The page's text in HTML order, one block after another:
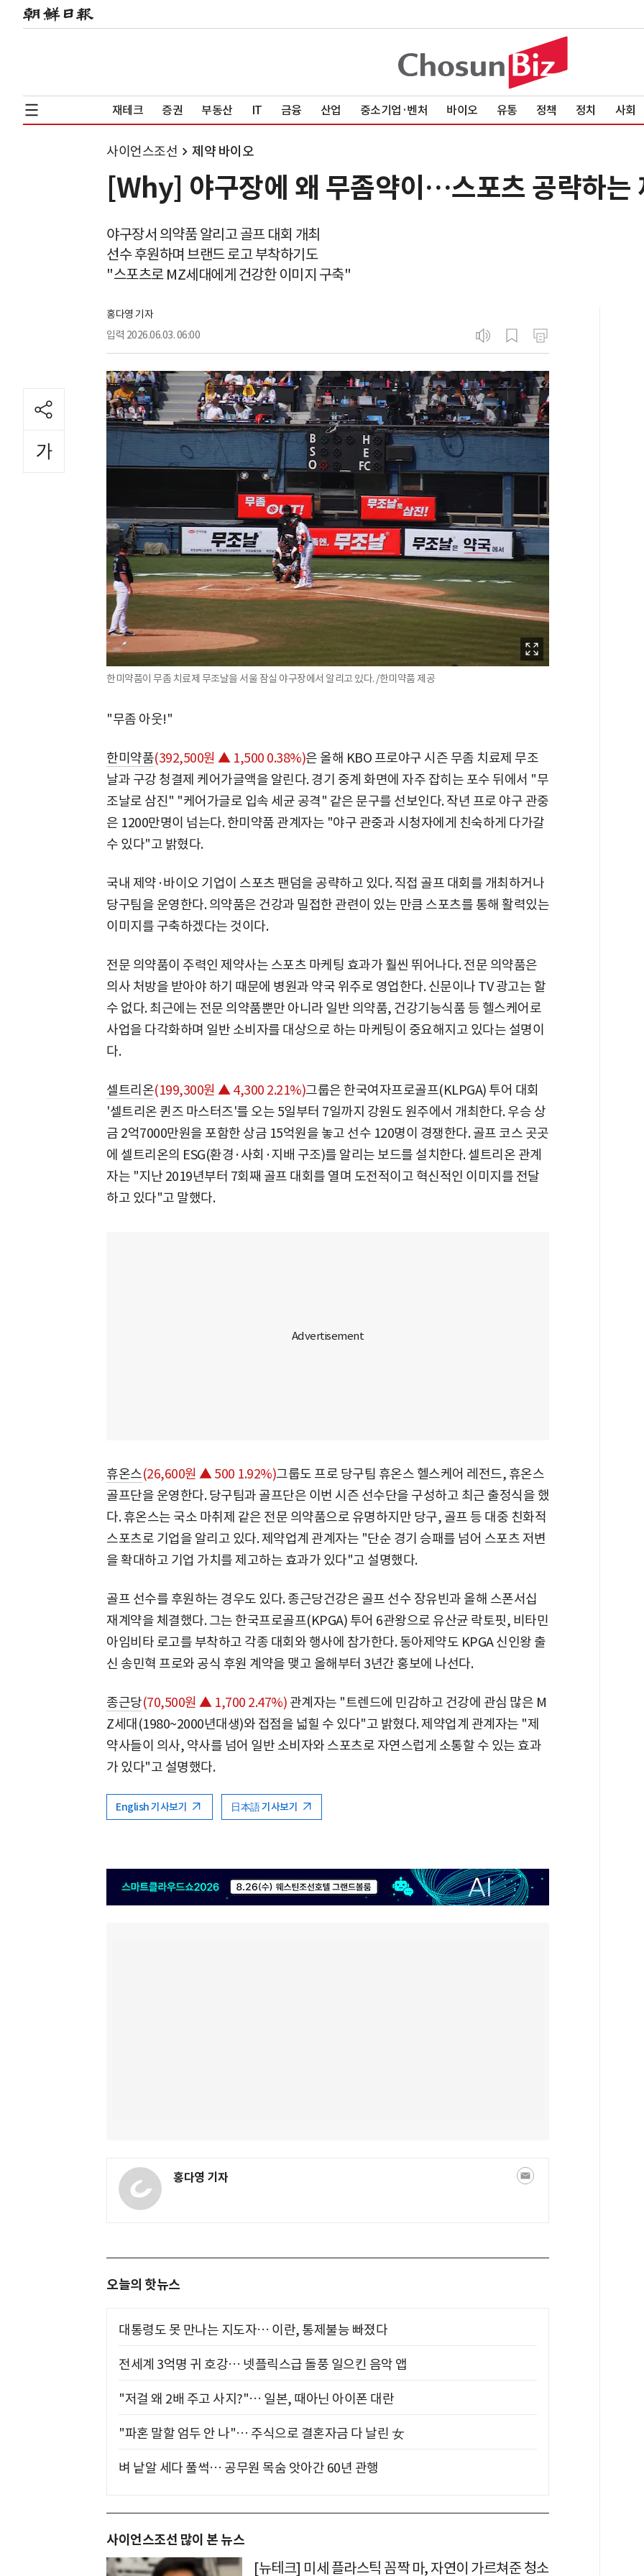
재테크 증권 부동산 IT 금융 산업 중소기업·벤처 바이오 유통 정책 정치 사회
사이언스조선 제약 바이오
[Why] 야구장에 왜 무좀약이…스포츠 공략하는
야구장서 의약품 알리고 골프 대회 개최
선수 후원하며 브랜드 로고 부착하기도
"스포츠로 MZ세대에게 건강한 이미지 구축"
홍다영 기자
입력 2026.06.03. 06:00
한미약품이 무좀 치료제 무조날을 서울 잠실 야구장에서 알리고 있다. /한미약품 제공
"무좀 아웃!"
한미약품(392,500원 ▲ 1,500 0.38%)은 올해 KBO 프로야구 시즌 무좀 치료제 무조
날과 구강 청결제 케어가글액을 알린다. 경기 중계 화면에 자주 잡히는 포수 뒤에서 "무
조날로 삼진" "케어가글로 입속 세균 공격" 같은 문구를 선보인다. 작년 프로 야구 관중
은 1200만명이 넘는다. 한미약품 관계자는 "야구 관중과 시청자에게 친숙하게 다가갈
수 있다"고 밝혔다.
국내 제약·바이오 기업이 스포츠 팬덤을 공략하고 있다. 직접 골프 대회를 개최하거나
당구팀을 운영한다. 의약품은 건강과 밀접한 관련이 있는 만큼 스포츠를 통해 활력있는
이미지를 구축하겠다는 것이다.
전문 의약품이 주력인 제약사는 스포츠 마케팅 효과가 훨씬 뛰어나다. 전문 의약품은
의사 처방을 받아야 하기 때문에 병원과 약국 위주로 영업한다. 신문이나 TV 광고는 할
수 없다. 최근에는 전문 의약품뿐만 아니라 일반 의약품, 건강기능식품 등 헬스케어로
사업을 다각화하며 일반 소비자를 대상으로 하는 마케팅이 중요해지고 있다는 설명이
다.
셀트리온(199,300원 ▲ 4,300 2.21%)그룹은 한국여자프로골프(KLPGA) 투어 대회
'셀트리온 퀸즈 마스터즈'를 오는 5일부터 7일까지 강원도 원주에서 개최한다. 우승 상
금 2억7000만원을 포함한 상금 15억원을 놓고 선수 120명이 경쟁한다. 골프 코스 곳곳
에 셀트리온의 ESG(환경·사회·지배 구조)를 알리는 보드를 설치한다. 셀트리온 관계
자는 "지난 2019년부터 7회째 골프 대회를 열며 도전적이고 혁신적인 이미지를 전달
하고 있다"고 말했다.
휴온스(26,600원 ▲ 500 1.92%)그룹도 프로 당구팀 휴온스 헬스케어 레전드, 휴온스
골프단을 운영한다. 당구팀과 골프단은 이번 시즌 선수단을 구성하고 최근 출정식을 했
다. 휴온스는 국소 마취제 같은 전문 의약품으로 유명하지만 당구, 골프 등 대중 친화적
스포츠로 기업을 알리고 있다. 제약업계 관계자는 "단순 경기 승패를 넘어 스포츠 저변
을 확대하고 기업 가치를 제고하는 효과가 있다"고 설명했다.
골프 선수를 후원하는 경우도 있다. 종근당건강은 골프 선수 장유빈과 올해 스폰서십
재계약을 체결했다. 그는 한국프로골프(KPGA) 투어 6관왕으로 유산균 락토핏, 비타민
아임비타 로고를 부착하고 각종 대회와 행사에 참가한다. 동아제약도 KPGA 신인왕 출
신 송민혁 프로와 공식 후원 계약을 맺고 올해부터 3년간 홍보에 나선다.
종근당(70,500원 ▲ 1,700 2.47%) 관계자는 "트렌드에 민감하고 건강에 관심 많은 M
Z세대(1980~2000년대생)와 접점을 넓힐 수 있다"고 밝혔다. 제약업계 관계자는 "제
약사들이 의사, 약사를 넘어 일반 소비자와 스포츠로 자연스럽게 소통할 수 있는 효과
가 있다"고 설명했다.
English 기사보기 日本語 기사보기
홍다영 기자
오늘의 핫뉴스
대통령도 못 만나는 지도자… 이란, 통제불능 빠졌다
전세계 3억명 귀 호강… 넷플릭스급 돌풍 일으킨 음악 앱
"저걸 왜 2배 주고 사지?"… 일본, 때아닌 아이폰 대란
"파혼 말할 엄두 안 나"… 주식으로 결혼자금 다 날린 女
벼 낱알 세다 풀썩… 공무원 목숨 앗아간 60년 관행
사이언스조선 많이 본 뉴스
[뉴테크] 미세 플라스틱 꼼짝 마, 자연이 가르쳐준 청소